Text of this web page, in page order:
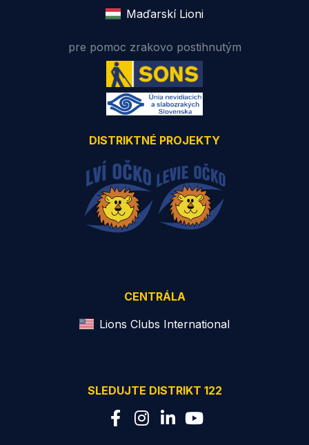
Maďarskí Lioni
pre pomoc zrakovo postihnutým
DISTRIKTNÉ PROJEKTY
CENTRÁLA
Lions Clubs International
SLEDUJTE DISTRIKT 122